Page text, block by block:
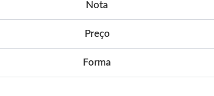
Nota
Preço
Forma